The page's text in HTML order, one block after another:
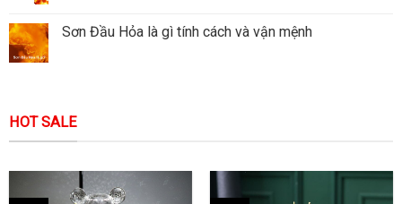
Sơn Đầu Hỏa là gì tính cách và vận mệnh
HOT SALE